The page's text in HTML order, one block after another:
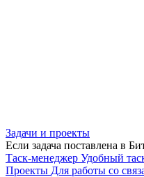
Задачи и проекты
Если задача поставлена в
Таск-менеджер Удобный
Проекты Для работы со